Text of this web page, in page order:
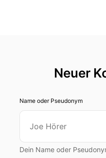
Neuer
Name oder Pseudonym
Dein Name oder